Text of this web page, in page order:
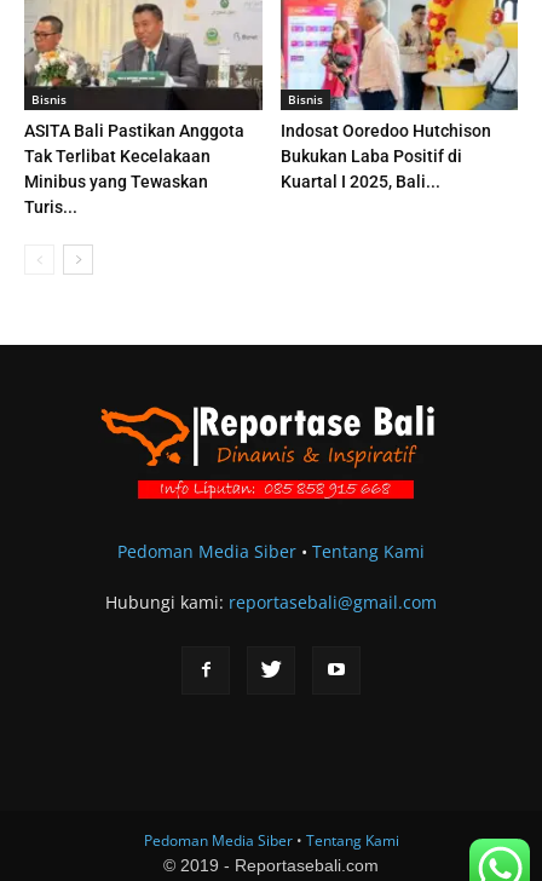
Bisnis
ASITA Bali Pastikan Anggota
Tak Terlibat Kecelakaan
Minibus yang Tewaskan
Turis...
Bisnis
Indosat Ooredoo Hutchison
Bukukan Laba Positif di
Kuartal I 2025, Bali...
Pedoman Media Siber• Tentang Kami
Hubungi kami: reportasebali@gmail.com
Pedoman Media Siber• Tentang Kami
© 2019 - Reportasebali.com